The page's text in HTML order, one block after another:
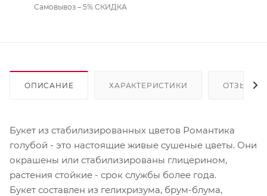
Самовывоз – 5% СКИДКА
ОПИСАНИЕ ХАРАКТЕРИСТИКИ ОТЗЫВЫ
Букет из стабилизированных цветов Романтика
голубой - это настоящие живые сушеные цветы. Они
окрашены или стабилизированы глицерином,
растения стойкие - срок службы более года.
Букет составлен из гелихризума, брум-блума,